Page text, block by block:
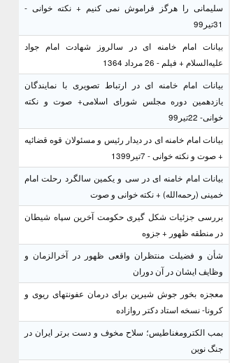
سلیمانی را هرگز فراموش نمی کنیم + نکته خوانی -
31تیر99
بیانات امام خامنه ای در سالروز شهادت امام جواد
علیه‌السلام + فیلم - 26 مرداد 1364
بیانات امام خامنه ای در ارتباط تصویری با نمایندگان
یازدهمین دوره مجلس شورای اسلامی+ صوت و نکته
خوانی- 22تیر99
بیانات امام خامنه ای در دیدار رئیس و مسئولان قوه قضائیه
+ صوت و نکته خوانی - 7تیر1399
بیانات امام خامنه ای در سی و یکمین سالگرد رحلت امام
خمینی (رحمه‌الله) + نکته خوانی و صوت
بررسی جزئیات شکل گیری حکومت آخرین سپاه شیطان
در منطقه ظهور + جزوه
شأن و فضیلت منتظران واقعی ظهور در آخرالزمان و
وظایف ایشان در آن دوران
معجزه بخور جوش شیرین برای درمان عفونتهای ریوی و
کرونا- نسخه استاد دکتر روازاده
بمب الکترومغناطیس؛ سلاح مخوف و دست برتر ایران در
جنگ نوین